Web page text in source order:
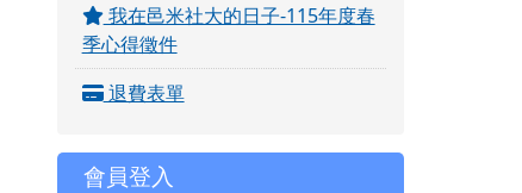
我在邑米社大的日子-115年度春
季心得徵件
退費表單
會員登入